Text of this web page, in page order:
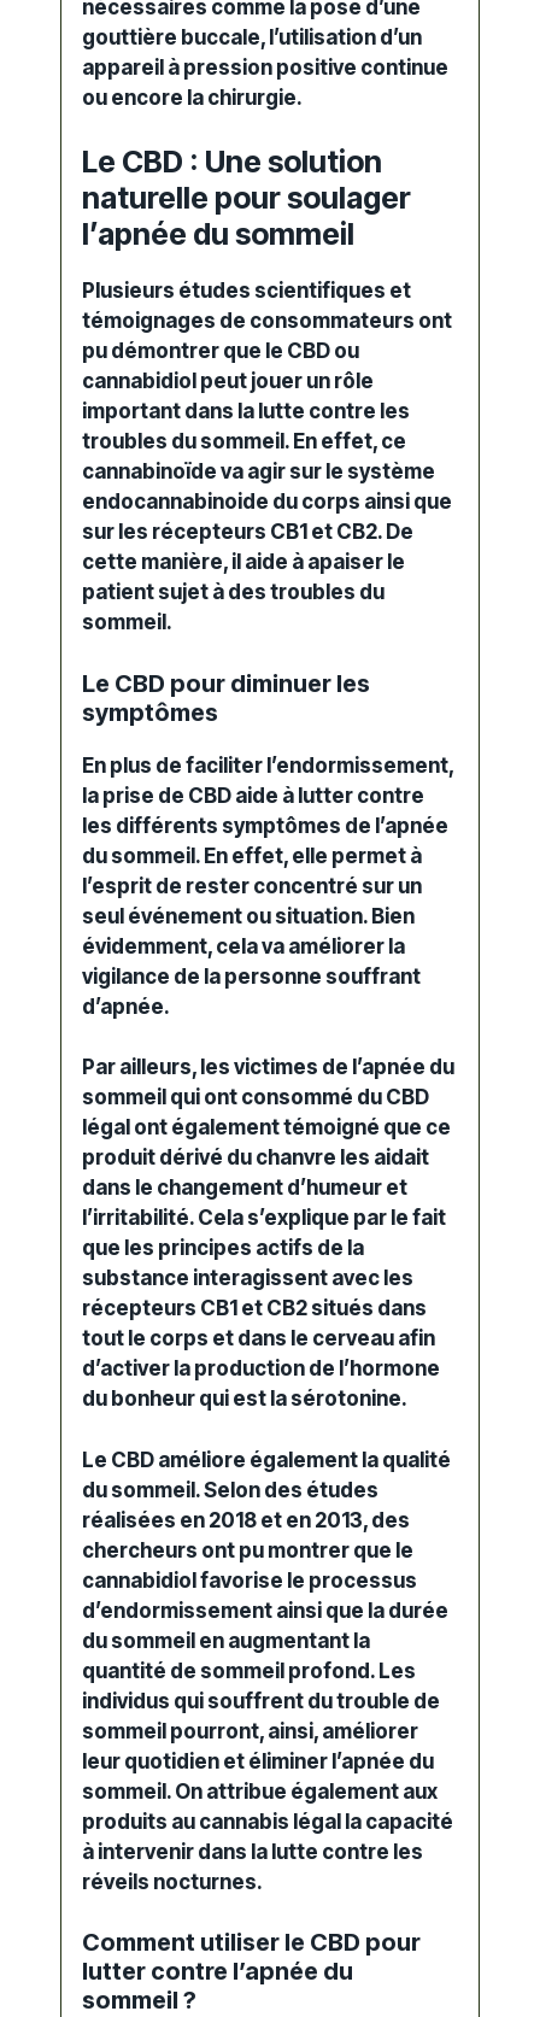
nécessaires comme la pose d’une
gouttière buccale, l’utilisation d’un
appareil à pression positive continue
ou encore la chirurgie.
Le CBD : Une solution
naturelle pour soulager
l’apnée du sommeil
Plusieurs études scientifiques et
témoignages de consommateurs ont
pu démontrer que le CBD ou
cannabidiol peut jouer un rôle
important dans la lutte contre les
troubles du sommeil . En effet, ce
cannabinoïde va agir sur le système
endocannabinoide du corps ainsi que
sur les récepteurs CB1 et CB2. De
cette manière, il aide à apaiser le
patient sujet à des troubles du
sommeil.
Le CBD pour diminuer les
symptômes
En plus de faciliter l’endormissement,
la prise de CBD aide à lutter contre
les différents symptômes de l’apnée
du sommeil. En effet, elle permet à
l’esprit de rester concentré sur un
seul événement ou situation. Bien
évidemment, cela va améliorer la
vigilance de la personne souffrant
d’apnée.
Par ailleurs, les victimes de l’apnée du
sommeil qui ont consommé du CBD
légal ont également témoigné que ce
produit dérivé du chanvre les aidait
dans le changement d’humeur et
l’irritabilité. Cela s’explique par le fait
que les principes actifs de la
substance interagissent avec les
récepteurs CB1 et CB2 situés dans
tout le corps et dans le cerveau afin
d’activer la production de l’hormone
du bonheur qui est la sérotonine.
Le CBD améliore également la qualité
du sommeil. Selon des études
réalisées en 2018 et en 2013, des
chercheurs ont pu montrer que le
cannabidiolfavorise le processus
d’endormissement ainsi que la durée
du sommeil en augmentant la
quantité de sommeil profond. Les
individus qui souffrent du trouble de
sommeil pourront, ainsi, améliorer
leur quotidien et éliminer l’apnée du
sommeil. On attribue également aux
produits au cannabis légal la capacité
à intervenir dans la lutte contre les
réveils nocturnes.
Comment utiliser le CBD pour
lutter contre l’apnée du
sommeil ?